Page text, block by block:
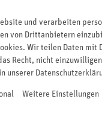
und verarbeiten
von Drittanbietern
Wir teilen Daten
Recht, nicht
unserer
Weitere Einstellungen